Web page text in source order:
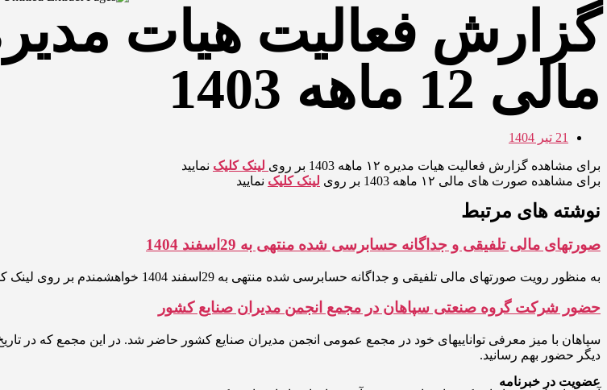
گزارش فعالیت هیات
مالی 12 ماهه 1403
21 تیر 1404
برای مشاهده گزارش فعالیت هیات مدیره ۱۲ ماهه 1403 بر روی لینک کلیک نمایید
برای مشاهده صورت های مالی ۱۲ ماهه 1403 بر روی
لینک کلیک نمایید
نوشته های مرتبط
صورتهای مالی تلفیقی و جداگانه حسابرسی شده منتهی به 29اسفند 1404
به منظور رویت صورتهای مالی تلفیقی و جداگانه حسابرسی شده منتهی به 29اسفند 1404 خواهشمندم بر روی لینک کلیک نمایید:
حضور شرکت گروه صنعتی سپاهان در مجمع انجمن مدیران صنایع کشور
دیگر حضور بهم رسانید.
عضویت در خبرنامه